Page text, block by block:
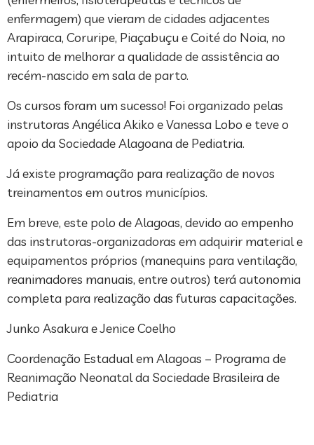
enfermagem) que vieram de cidades adjacentes
Arapiraca, Coruripe, Piaçabuçu e Coité do Noia, no
intuito de melhorar a qualidade de assistência ao
recém-nascido em sala de parto.
Os cursos foram um sucesso! Foi organizado pelas
instrutoras Angélica Akiko e Vanessa Lobo e teve o
apoio da Sociedade Alagoana de Pediatria.
Já existe programação para realização de novos
treinamentos em outros municípios.
Em breve, este polo de Alagoas, devido ao empenho
das instrutoras-organizadoras em adquirir material e
equipamentos próprios (manequins para ventilação,
reanimadores manuais, entre outros) terá autonomia
completa para realização das futuras capacitações.
Junko Asakura e Jenice Coelho
Coordenação Estadual em Alagoas – Programa de
Reanimação Neonatal da Sociedade Brasileira de
Pediatria